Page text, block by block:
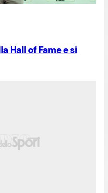
Hall of Fame e si